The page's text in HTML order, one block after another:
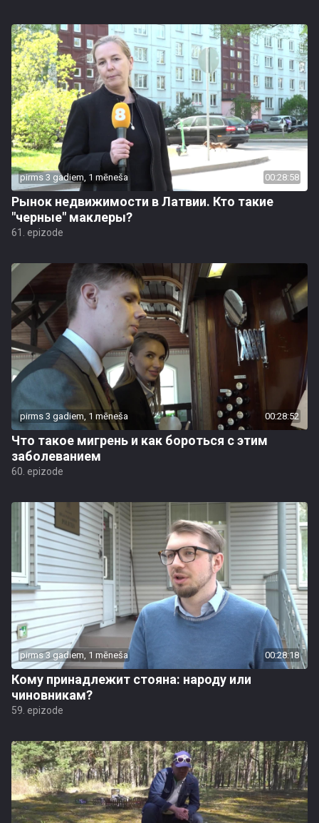
pirms 3 gadiem, 1 mēneša 00:28:58
Рынок недвижимости в Латвии. Кто такие
"черные" маклеры?
61. epizode
pirms 3 gadiem, 1 mēneša 00:28:52
Что такое мигрень и как бороться с этим
заболеванием
60. epizode
pirms 3 gadiem, 1 mēneša 00:28:18
Кому принадлежит стояна: народу или
чиновникам?
59. epizode